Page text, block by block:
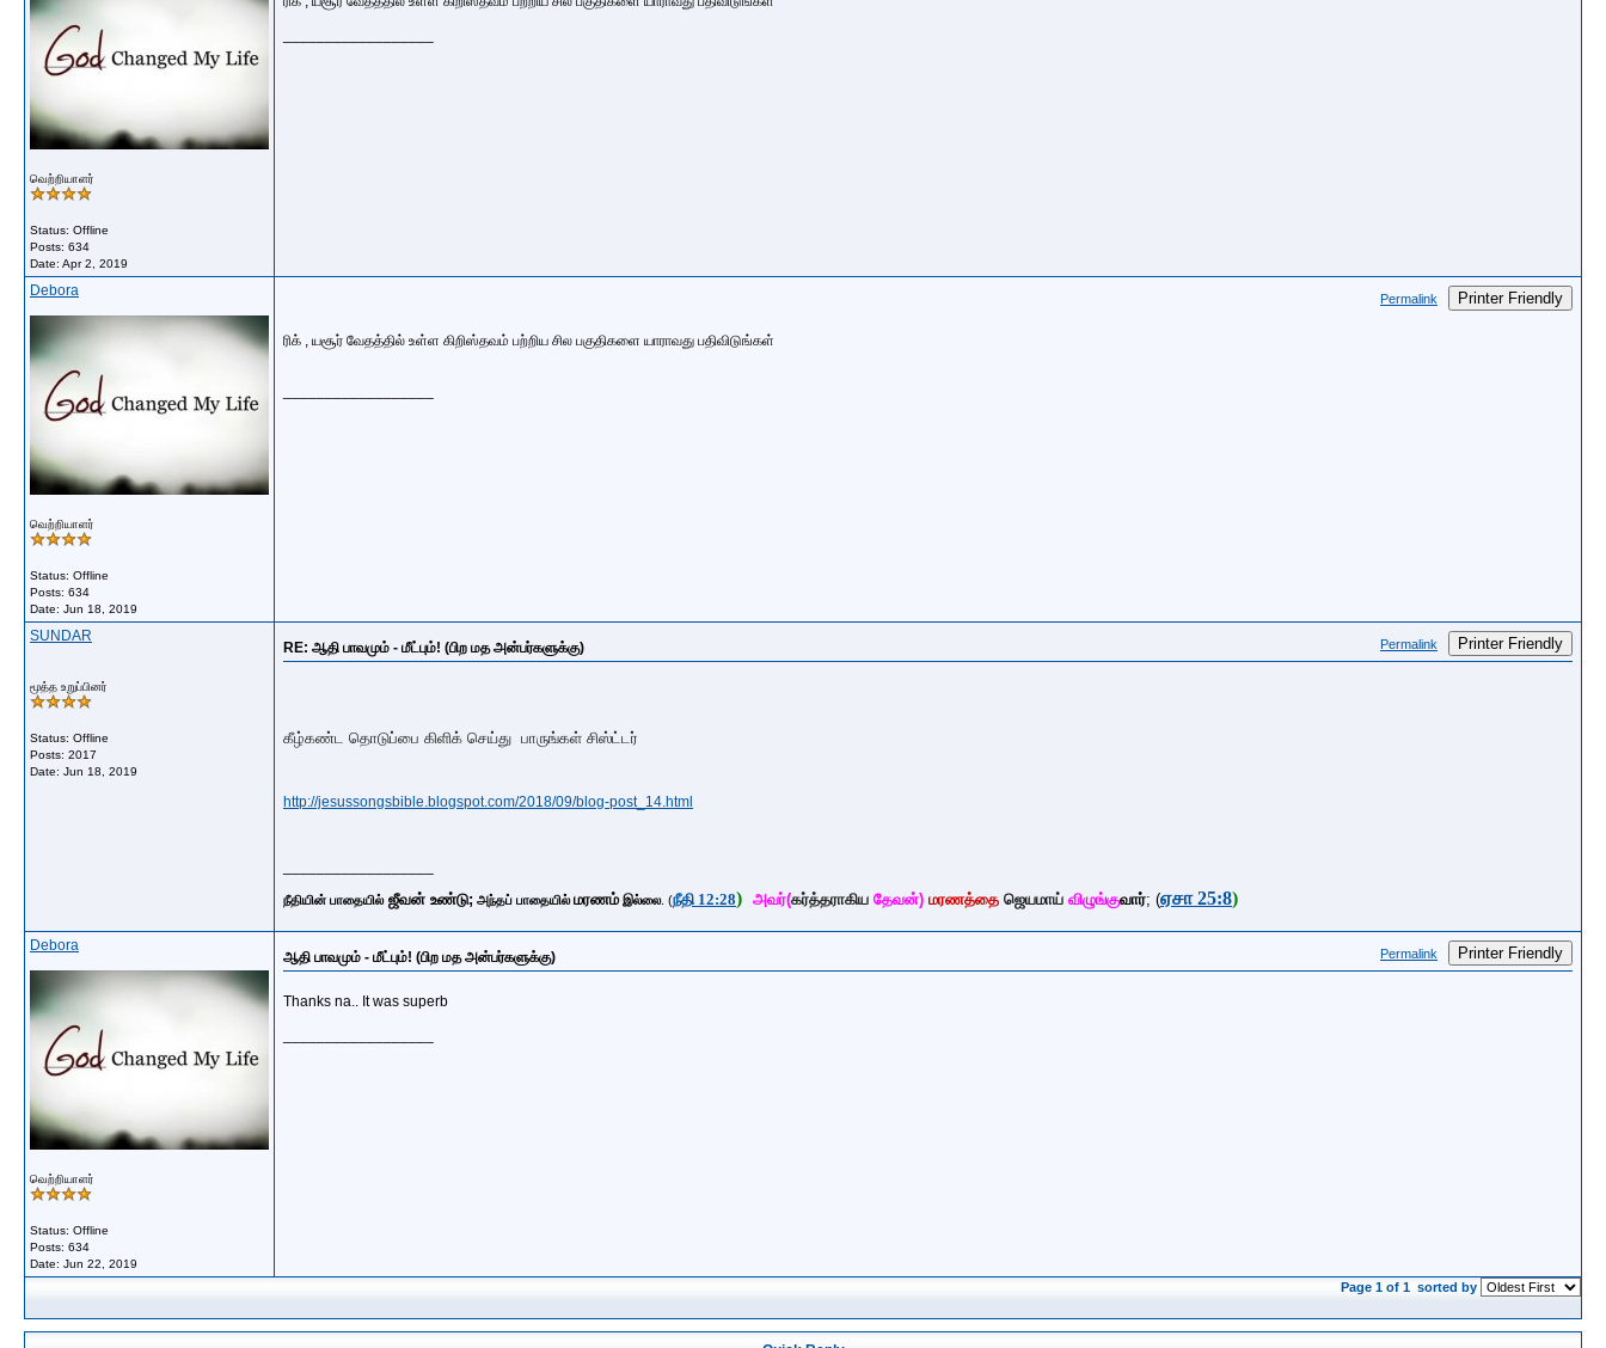
வெற்றியாளர்
Status: Offline
Posts: 634
Date: Apr 2, 2019
Debora
வெற்றியாளர்
Status: Offline
Posts: 634
Date: Jun 18, 2019
Permalink Printer Friendly
ரிக் , யசூர் வேதத்தில் உள்ள கிறிஸ்தவம் பற்றிய சில பகுதிகளை யாராவது பதிவிடுங்கள்
SUNDAR
மூத்த உறுப்பினர்
Status: Offline
Posts: 2017
Date: Jun 18, 2019
RE: ஆதி பாவமும் - மீட்பும்! (பிற மத அன்பர்களுக்கு) Permalink Printer Friendly
கீழ்கண்ட தொடுப்பை கிளிக் செய்து பாருங்கள் சிஸ்ட்டர்
http://jesussongsbible.blogspot.com/2018/09/blog-post_14.html
நீதியின் பாதையில்ஜீவன் உண்டு; அந்தப் பாதையில்மரணம்இல்லை. (நீதி 12:28) அவர்(கர்த்தராகிய தேவன்) மரணத்தை ஜெயமாய் விழுங்குவார்; (ஏசா 25:8)
Debora
வெற்றியாளர்
Status: Offline
Posts: 634
Date: Jun 22, 2019
ஆதி பாவமும் - மீட்பும்! (பிற மத அன்பர்களுக்கு) Permalink Printer Friendly
Thanks na.. It was superb
Page 1 of 1 sorted by